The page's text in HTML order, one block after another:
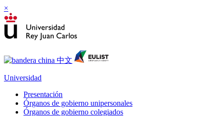
×
Universidad
Presentación
Órganos de gobierno unipersonales
Órganos de gobierno colegiados